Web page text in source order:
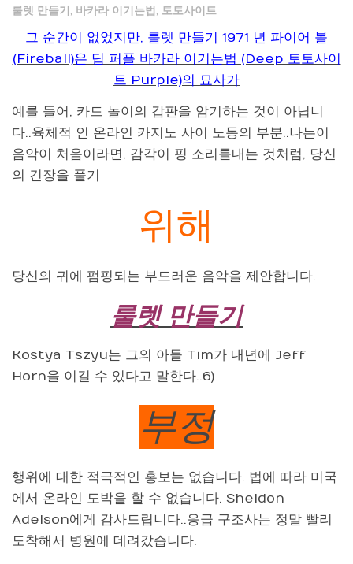
룰렛 만들기 , 바카라 이기는법 , 토토사이트
그 순간이 없었지만, 룰렛 만들기 1971 년 파이어 볼
(Fireball)은 딥 퍼플 바카라 이기는법 (Deep 토토사이
트 Purple)의 묘사가
예를 들어, 카드 놀이의 갑판을 암기하는 것이 아닙니
다..육체적 인 온라인 카지노 사이 노동의 부분..나는이
음악이 처음이라면, 감각이 핑 소리를내는 것처럼, 당신
의 긴장을 풀기
위해
당신의 귀에 펌핑되는 부드러운 음악을 제안합니다.
룰렛 만들기
Kostya Tszyu는 그의 아들 Tim가 내년에 Jeff
Horn을 이길 수 있다고 말한다..6)
부정
행위에 대한 적극적인 홍보는 없습니다. 법에 따라 미국
에서 온라인 도박을 할 수 없습니다. Sheldon
Adelson에게 감사드립니다..응급 구조사는 정말 빨리
도착해서 병원에 데려갔습니다.